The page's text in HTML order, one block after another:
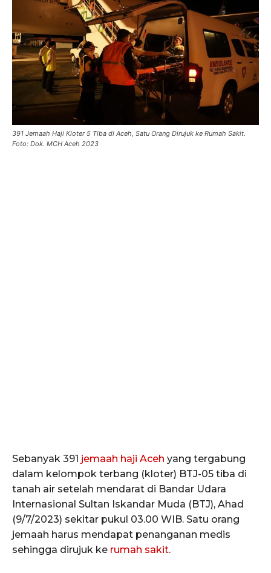
391 Jemaah Haji Kloter 5 Tiba di Aceh, Satu Orang Dirujuk ke Rumah Sakit.
Foto: Dok. MCH Aceh 2023
Sebanyak 391 jemaah haji Aceh yang tergabung
dalam kelompok terbang (kloter) BTJ-05 tiba di
tanah air setelah mendarat di Bandar Udara
Internasional Sultan Iskandar Muda (BTJ), Ahad
(9/7/2023) sekitar pukul 03.00 WIB. Satu orang
jemaah harus mendapat penanganan medis
sehingga dirujuk ke rumah sakit.